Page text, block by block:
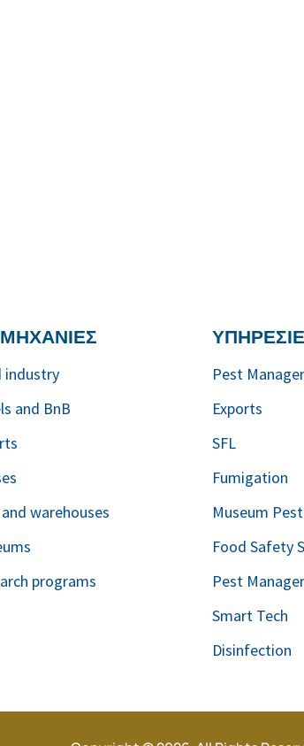
industry
and BnB
warehouses
programs
Pest
Exports
SFL
Fumigation
Museum
Food Safety
Pest
Smart Tech
Disinfection